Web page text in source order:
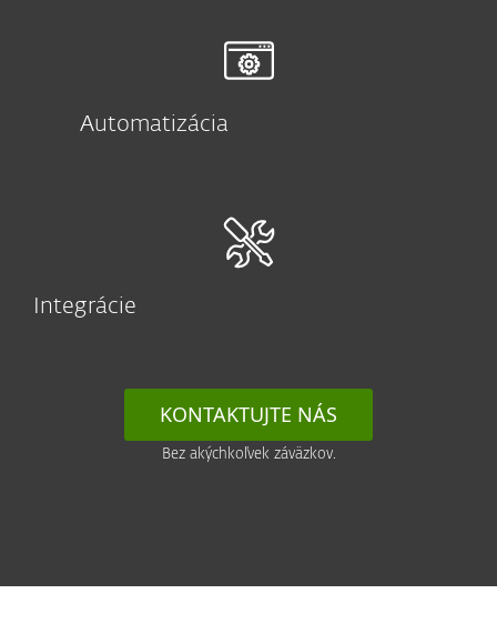
Automatizácia
Integrácie
KONTAKTUJTE NÁS
Bez akýchkoľvek záväzkov.